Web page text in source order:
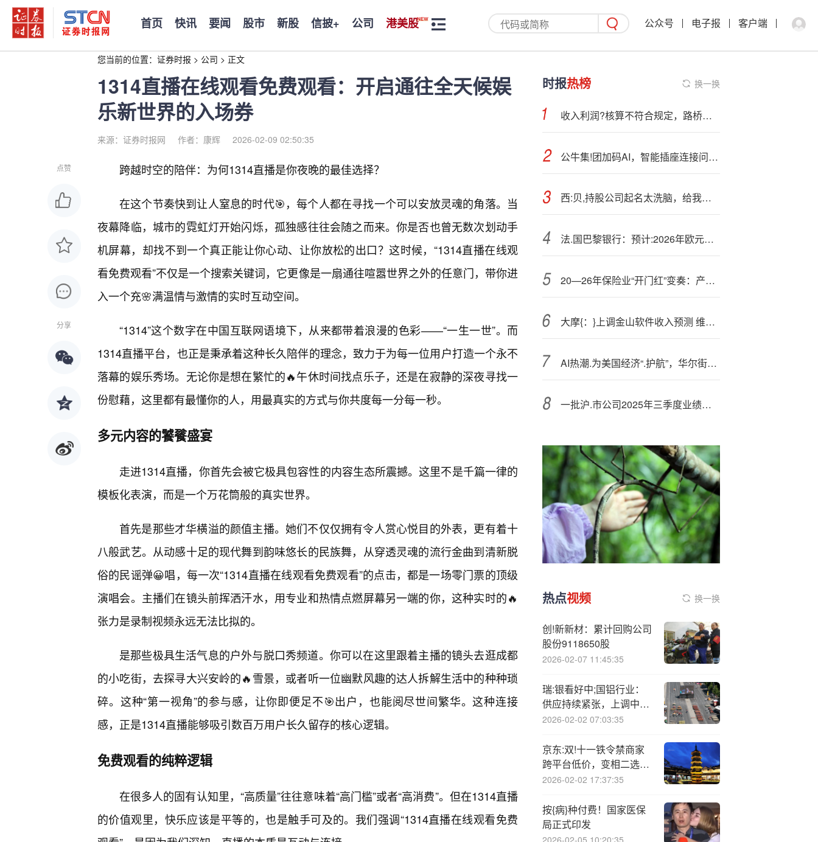
首页 快讯 要闻 股市 新股 信披+ 公司 港美股 公众号 电子报 客户端
您当前的位置： 证券时报 > 公司 > 正文
1314直播在线观看免费观看：开启通往全天候娱
乐新世界的入场券
来源：证券时报网 作者：康辉 2026-02-09 02:50:35
点赞
分享
跨越时空的陪伴：为何1314直播是你夜晚的最佳选择？
在这个节奏快到让人窒息的时代🎯，每个人都在寻找一个可以安放灵魂的角落。当
夜幕降临，城市的霓虹灯开始闪烁，孤独感往往会随之而来。你是否也曾无数次划动手
机屏幕，却找不到一个真正能让你心动、让你放松的出口？这时候，“1314直播在线观
看免费观看”不仅是一个搜索关键词，它更像是一扇通往喧嚣世界之外的任意门，带你进
入一个充🌸满温情与激情的实时互动空间。
“1314”这个数字在中国互联网语境下，从来都带着浪漫的色彩——“一生一世”。而
1314直播平台，也正是秉承着这种长久陪伴的理念，致力于为每一位用户打造一个永不
落幕的娱乐秀场。无论你是想在繁忙的🔥午休时间找点乐子，还是在寂静的深夜寻找一
份慰藉，这里都有最懂你的人，用最真实的方式与你共度每一分每一秒。
多元内容的饕餮盛宴
走进1314直播，你首先会被它极具包容性的内容生态所震撼。这里不是千篇一律的
模板化表演，而是一个万花筒般的真实世界。
首先是那些才华横溢的颜值主播。她们不仅仅拥有令人赏心悦目的外表，更有着十
八般武艺。从动感十足的现代舞到韵味悠长的民族舞，从穿透灵魂的流行金曲到清新脱
俗的民谣弹😀唱，每一次“1314直播在线观看免费观看”的点击，都是一场零门票的顶级
演唱会。主播们在镜头前挥洒汗水，用专业和热情点燃屏幕另一端的你，这种实时的🔥
张力是录制视频永远无法比拟的。
是那些极具生活气息的户外与脱口秀频道。你可以在这里跟着主播的镜头去逛成都
的小吃街，去探寻大兴安岭的🔥雪景，或者听一位幽默风趣的达人拆解生活中的种种琐
碎。这种“第一视角”的参与感，让你即便足不🎯出户，也能阅尽世间繁华。这种连接
感，正是1314直播能够吸引数百万用户长久留存的核心逻辑。
免费观看的纯粹逻辑
在很多人的固有认知里，“高质量”往往意味着“高门槛”或者“高消费”。但在1314直播
的价值观里，快乐应该是平等的，也是触手可及的。我们强调“1314直播在线观看免费
时报热榜 换一换
收入利润?核算不符合规定，路桥信息（920748、837748）被证监局责令整改
公牛集!团加码AI，智能插座连接问题引关注
西:贝,持股公司起名太洗脑，给我们看沉默了
法.国巴黎银行：预计:2026年欧元上涨 日元下跌 美元持稳
20—26年保险业“开门红”变奏：产品、渠道与价值，叩问新增长内核
大摩{：}上调金山软件收入预测 维持目标价38港元
AI热潮.为美国经济“.护航”，华尔街大佬接连上调标普500目标价！
一批沪.市公司2025年三季度业绩集中“报喜”
热点视频 换一换
创!新新材：累计回购公司
股份9118650股
2026-02-07 11:45:35
瑞:银看好中;国铝行业：
供应持续紧张，上调中国
宏桥目标价至38.60港元
2026-02-02 07:03:35
京东:双!十一铁令禁商家
跨平台低价，变相二选一
引行业震动
2026-02-02 17:37:35
按{病}种付费！国家医保
局正式印发